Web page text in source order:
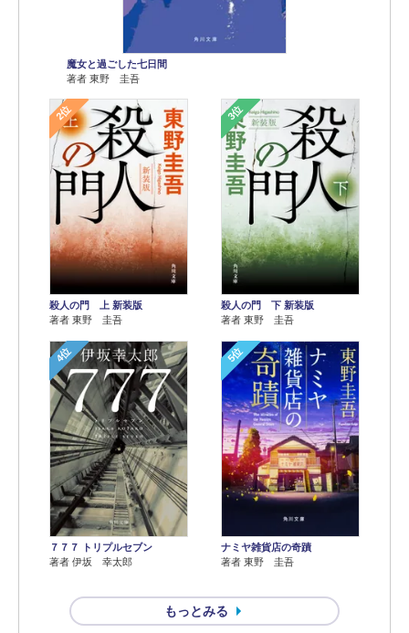
魔女と過ごした七日間
著者 東野 圭吾
2位
殺人の門 上 新装版
著者 東野 圭吾
3位
殺人の門 下 新装版
著者 東野 圭吾
4位
７７７ トリプルセブン
著者 伊坂 幸太郎
5位
ナミヤ雑貨店の奇蹟
著者 東野 圭吾
もっとみる